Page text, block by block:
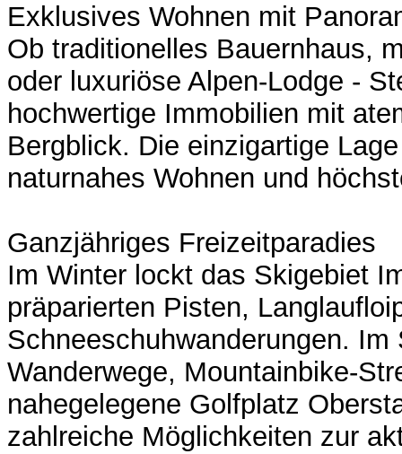
Exklusives Wohnen mit
Ob traditionelles Bauernhaus,
oder luxuriöse Alpen-Lodge -
hochwertige Immobilien mit
Bergblick. Die einzigartige
naturnahes Wohnen und
Ganzjähriges Freizeitparadies
Im Winter lockt das Skigebiet
präparierten Pisten,
Schneeschuhwanderungen. Im
Wanderwege, Mountainbike-
nahegelegene Golfplatz
zahlreiche Möglichkeiten zur